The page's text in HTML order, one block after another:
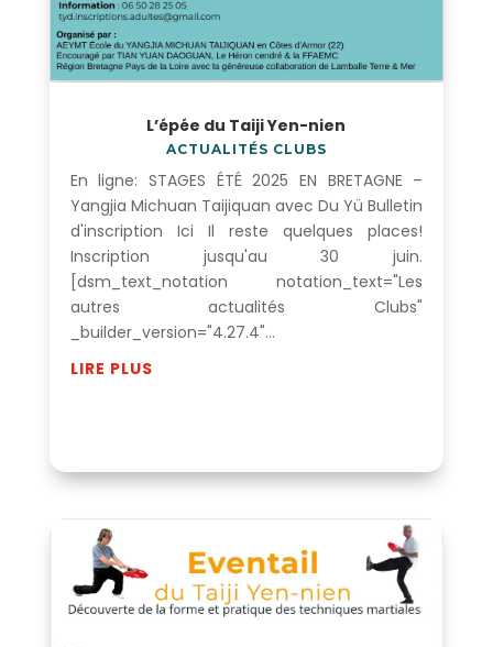
L’épée du Taiji Yen-nien
ACTUALITÉS CLUBS
En ligne: STAGES ÉTÉ 2025 EN BRETAGNE –
Yangjia Michuan Taijiquan avec Du Yü Bulletin
d'inscription Ici Il reste quelques places!
Inscription jusqu'au 30 juin.
[dsm_text_notation notation_text="Les
autres actualités Clubs"
_builder_version="4.27.4"...
LIRE PLUS